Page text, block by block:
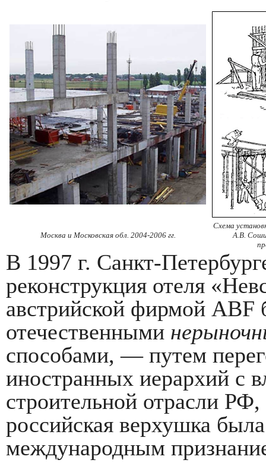
Москва и Московская обл. 2004-2006 гг.
Схема
А.В.
В 1997 г. Санкт-
реконструкция отеля
австрийской фирмой ABF
отечественными
способами, — путем
иностранных иерархий с
строительной отрасли
российская верхушка
международным